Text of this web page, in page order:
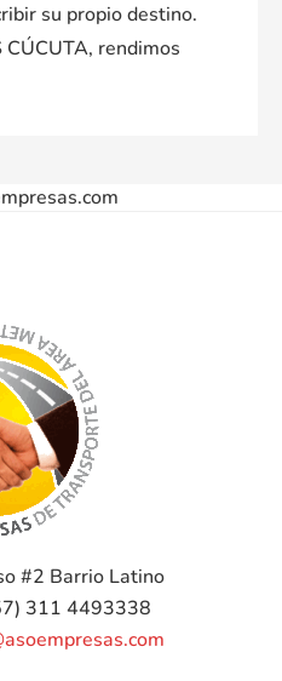
su propio destino.
CÚCUTA, rendimos
#2 Barrio Latino
311 4493338